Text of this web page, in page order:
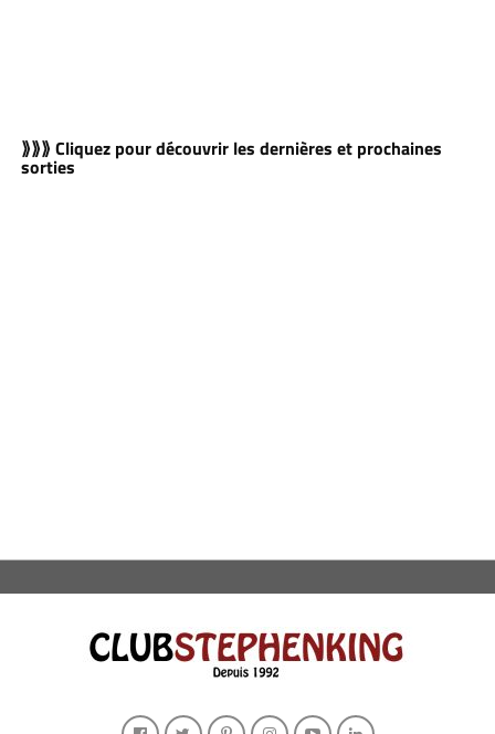
⟫⟫⟫ Cliquez pour découvrir les dernières et prochaines
sorties